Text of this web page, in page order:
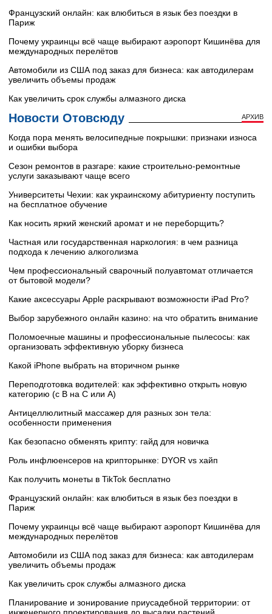
Французский онлайн: как влюбиться в язык без поездки в
Париж
Почему украинцы всё чаще выбирают аэропорт Кишинёва для
международных перелётов
Автомобили из США под заказ для бизнеса: как автодилерам
увеличить объемы продаж
Как увеличить срок службы алмазного диска
Новости Отовсюду АРХИВ
Когда пора менять велосипедные покрышки: признаки износа
и ошибки выбора
Сезон ремонтов в разгаре: какие строительно-ремонтные
услуги заказывают чаще всего
Университеты Чехии: как украинскому абитуриенту поступить
на бесплатное обучение
Как носить яркий женский аромат и не переборщить?
Частная или государственная наркология: в чем разница
подхода к лечению алкоголизма
Чем профессиональный сварочный полуавтомат отличается
от бытовой модели?
Какие аксессуары Apple раскрывают возможности iPad Pro?
Выбор зарубежного онлайн казино: на что обратить внимание
Поломоечные машины и профессиональные пылесосы: как
организовать эффективную уборку бизнеса
Какой iPhone выбрать на вторичном рынке
Переподготовка водителей: как эффективно открыть новую
категорию (с B на C или А)
Антицеллюлитный массажер для разных зон тела:
особенности применения
Как безопасно обменять крипту: гайд для новичка
Роль инфлюенсеров на крипторынке: DYOR vs хайп
Как получить монеты в TikTok бесплатно
Французский онлайн: как влюбиться в язык без поездки в
Париж
Почему украинцы всё чаще выбирают аэропорт Кишинёва для
международных перелётов
Автомобили из США под заказ для бизнеса: как автодилерам
увеличить объемы продаж
Как увеличить срок службы алмазного диска
Планирование и зонирование приусадебной территории: от